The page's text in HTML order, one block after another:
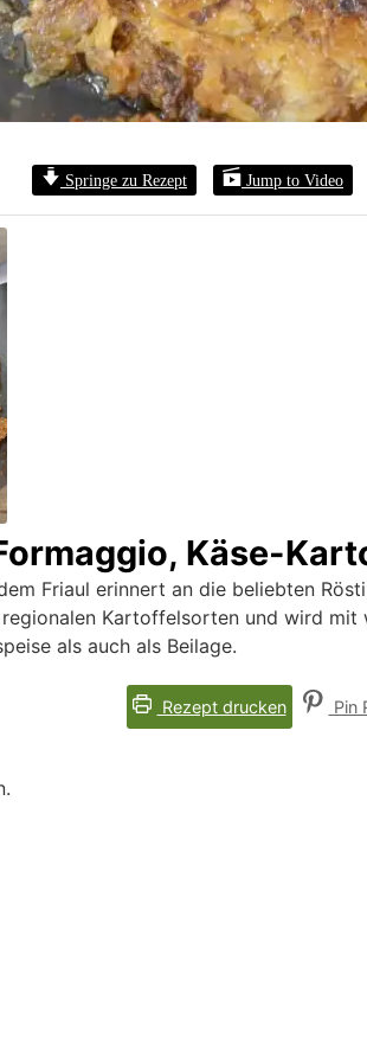
Springe zu Rezept Jump to Video
Käse-
Friaul erinnert an die beliebten
Kartoffelsorten und wird
als auch als Beilage.
Rezept drucken Pin